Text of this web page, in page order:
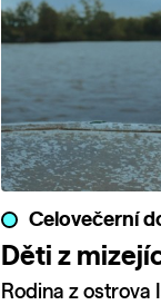
Celovečerní
Děti z
Rodina z ostrova